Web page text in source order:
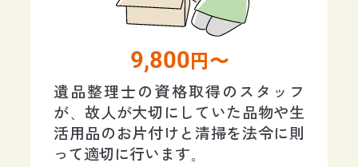
9,800 円〜
遺品整理士の資格取得のスタッフ
が、故人が大切にしていた品物や生
活用品のお片付けと清掃を法令に則
って適切に行います。